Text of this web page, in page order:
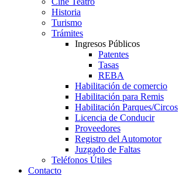
Historia
Turismo
Trámites
Ingresos Públicos
Patentes
Tasas
REBA
Habilitación de comercio
Habilitación para Remis
Habilitación Parques/Circos
Licencia de Conducir
Proveedores
Registro del Automotor
Juzgado de Faltas
Teléfonos Útiles
Contacto